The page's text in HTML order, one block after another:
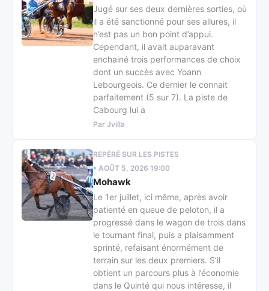
Jugé sur ses deux dernières sorties, où
il a été sanctionné pour ses allures, il
n’est pas un bon point d’appui.
Cependant, il avait auparavant
enchainé trois performances de choix
dont un succès avec Yoann
Lebourgeois. Ce dernier le connait
parfaitement (5 sur 7). La piste de
Cabourg lui a
Par Jvilla
REPÉRÉ SUR LES PISTES
• AOÛT 5, 2026 19:00
Mohawk
Le 1er juillet, ici même, après avoir
patienté en queue de peloton, il a
progressé dans le wagon de trois dans
le tournant final, puis a plaisamment
sprinté, refaisant énormément de
terrain sur les deux premiers. S’il
obtient un parcours plus à l’économie
dans le Quinté qui nous intéresse, il